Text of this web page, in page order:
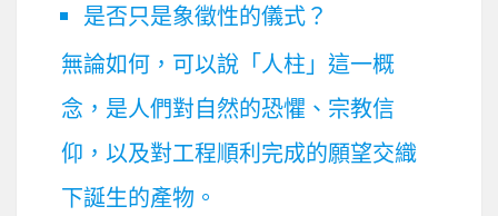
是否只是象徵性的儀式？
無論如何，可以說「人柱」這一概
念，是人們對自然的恐懼、宗教信
仰，以及對工程順利完成的願望交織
下誕生的產物。